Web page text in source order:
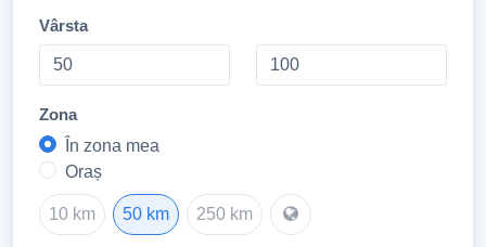
Vârsta
Zona
În zona mea
Oraș
10 km 50 km 250 km